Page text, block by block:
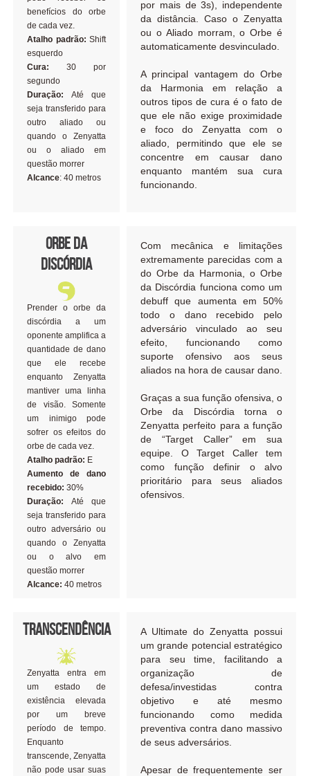
benefícios do orbe
de cada vez.
Atalho padrão: Shift
esquerdo
Cura: 30 por
segundo
Duração: Até que
seja transferido para
outro aliado ou
quando o Zenyatta
ou o aliado em
questão morrer
Alcance: 40 metros
por mais de 3s), independente
da distância. Caso o Zenyatta
ou o Aliado morram, o Orbe é
automaticamente desvinculado.
A principal vantagem do Orbe
da Harmonia em relação a
outros tipos de cura é o fato de
que ele não exige proximidade
e foco do Zenyatta com o
aliado, permitindo que ele se
concentre em causar dano
enquanto mantém sua cura
funcionando.
Orbe da
Discórdia
Prender o orbe da
discórdia a um
oponente amplifica a
quantidade de dano
que ele recebe
enquanto Zenyatta
mantiver uma linha
de visão. Somente
um inimigo pode
sofrer os efeitos do
orbe de cada vez.
Atalho padrão: E
Aumento de dano
recebido: 30%
Duração: Até que
seja transferido para
outro adversário ou
quando o Zenyatta
ou o alvo em
questão morrer
Alcance: 40 metros
Com mecânica e limitações
extremamente parecidas com a
do Orbe da Harmonia, o Orbe
da Discórdia funciona como um
debuff que aumenta em 50%
todo o dano recebido pelo
adversário vinculado ao seu
efeito, funcionando como
suporte ofensivo aos seus
aliados na hora de causar dano.
Graças a sua função ofensiva, o
Orbe da Discórdia torna o
Zenyatta perfeito para a função
de “Target Caller” em sua
equipe. O Target Caller tem
como função definir o alvo
prioritário para seus aliados
ofensivos.
Transcendência
Zenyatta entra em
um estado de
existência elevada
por um breve
período de tempo.
Enquanto
transcende, Zenyatta
não pode usar suas
A Ultimate do Zenyatta possui
um grande potencial estratégico
para seu time, facilitando a
organização de
defesa/investidas contra
objetivo e até mesmo
funcionando como medida
preventiva contra dano massivo
de seus adversários.
Apesar de frequentemente ser